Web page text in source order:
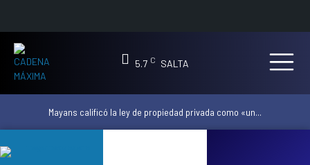
5.7 C SALTA
Mayans calificó la ley de propiedad privada como «un...